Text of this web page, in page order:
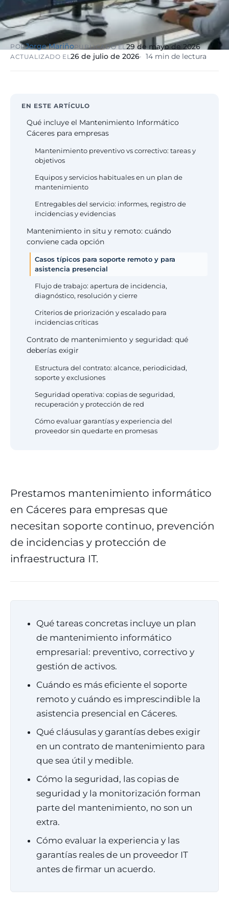
Evolución
Digital
Automatización,
IA aplicada,
eólico
Sanidad y
clínicas
hospitales
RGPD reforzado,
Ayuntamientos,
Pharma e
industria
GxP, AEMPS, ISO
PORJorge MariñoPUBLICADO EL29 de mayo de 2026
ACTUALIZADO EL26 de julio de 2026 14 min de lectura
EN ESTE ARTÍCULO
Qué incluye el Mantenimiento Informático
Cáceres para empresas
Mantenimiento preventivo vs correctivo: tareas y
objetivos
Equipos y servicios habituales en un plan de
mantenimiento
Entregables del servicio: informes, registro de
incidencias y evidencias
Mantenimiento in situ y remoto: cuándo
conviene cada opción
Casos típicos para soporte remoto y para
asistencia presencial
Flujo de trabajo: apertura de incidencia,
diagnóstico, resolución y cierre
Criterios de priorización y escalado para
incidencias críticas
Contrato de mantenimiento y seguridad: qué
deberías exigir
Estructura del contrato: alcance, periodicidad,
soporte y exclusiones
Seguridad operativa: copias de seguridad,
recuperación y protección de red
Cómo evaluar garantías y experiencia del
proveedor sin quedarte en promesas
Prestamos mantenimiento informático
en Cáceres para empresas que
necesitan soporte continuo, prevención
de incidencias y protección de
infraestructura IT.
Qué tareas concretas incluye un plan
de mantenimiento informático
empresarial: preventivo, correctivo y
gestión de activos.
Cuándo es más eficiente el soporte
remoto y cuándo es imprescindible la
asistencia presencial en Cáceres.
Qué cláusulas y garantías debes exigir
en un contrato de mantenimiento para
que sea útil y medible.
Cómo la seguridad, las copias de
seguridad y la monitorización forman
parte del mantenimiento, no son un
extra.
Cómo evaluar la experiencia y las
garantías reales de un proveedor IT
antes de firmar un acuerdo.